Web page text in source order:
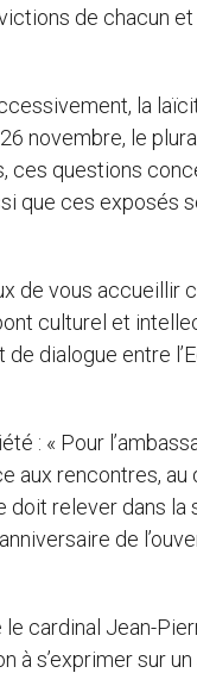
de chacun
la
novembre, le
ces questions
que ces exposés
de vous accueillir
culturel et
dialogue entre
: « Pour
aux rencontres, au
doit relever dans
de
cardinal Jean-
s’exprimer sur un